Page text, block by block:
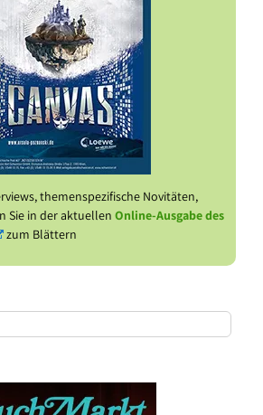
themenspezifische Novitäten,
Sie in der aktuellen Online-Ausgabe des
zum Blättern